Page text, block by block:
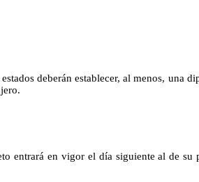
deberán establecer, al menos, una
entrará en vigor el día siguiente al de